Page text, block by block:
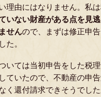
理由にはなりません。私
いない財産がある点を見
せんので、まずは修正申
た。
いては当初申告をした税
ていたので、不動産の申
く還付請求できそうでし